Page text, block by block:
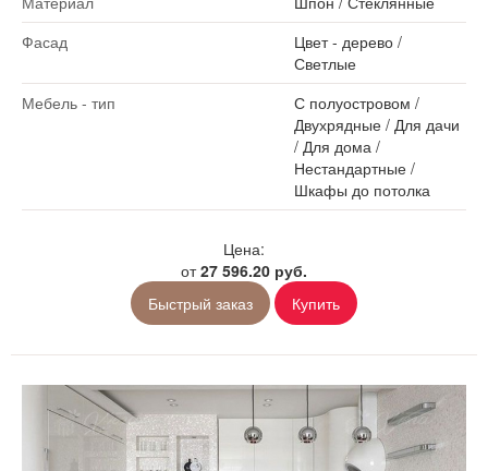
Фасад
Цвет - дерево/
Светлые
Мебель - тип
С полуостровом /
Двухрядные/ Для дачи
/ Для дома /
Нестандартные/
Шкафы до потолка
Цена:
от27 596.20 руб.
Быстрый заказ
Купить